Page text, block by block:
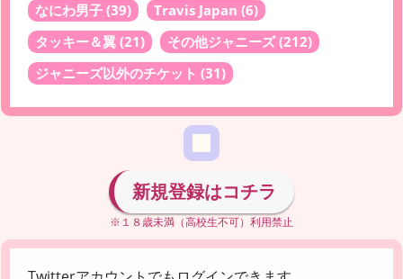
なにわ男子 (39) Travis Japan (6)
タッキー＆翼 (21) その他ジャニーズ(212)
ジャニーズ以外のチケット (31)
新規登録はコチラ
※１８歳未満（高校生不可）利用禁止